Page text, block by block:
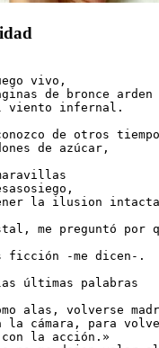
vivo,
de bronce arden
viento infernal.
de otros
de azúcar,
la ilusion
me preguntó por
ficción -me dicen-.
últimas palabras
alas, volverse
la cámara, para
la acción.»